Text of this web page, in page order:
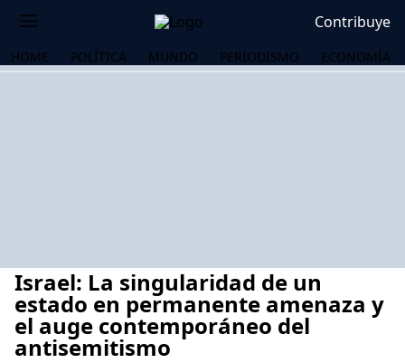
Contribuye
HOME POLÍTICA MUNDO PERIODISMO ECONOMÍA
Israel: La singularidad de un
estado en permanente amenaza y
el auge contemporáneo del
antisemitismo